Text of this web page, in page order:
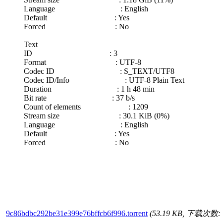
Language : English
Default : Yes
Forced : No
Text
ID : 3
Format : UTF-8
Codec ID : S_TEXT/UTF8
Codec ID/Info : UTF-8 Plain Text
Duration : 1 h 48 min
Bit rate : 37 b/s
Count of elements : 1209
Stream size : 30.1 KiB (0%)
Language : English
Default : Yes
Forced : No
9c86bdbc292be31e399e76bffcb6f996.torrent (53.19 KB, 下载次数: